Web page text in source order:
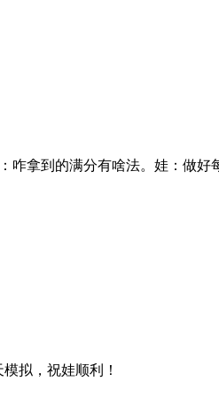
拿到的满分有啥法。娃：做
拟，祝娃顺利！